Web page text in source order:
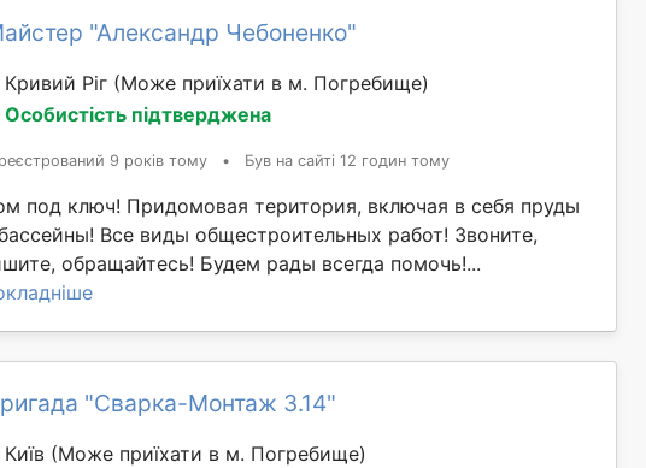
"Александр Чебоненко"
Кривий Ріг (Може приїхати в м. Погребище)
Особистість підтверджена
9 років тому • Був на сайті 12 годин тому
под ключ! Придомовая територия, включая в себя пруды
Все виды общестроительных работ! Звоните,
обращайтесь! Будем рады всегда помочь!...
"Сварка-Монтаж 3.14"
Київ (Може приїхати в м. Погребище)